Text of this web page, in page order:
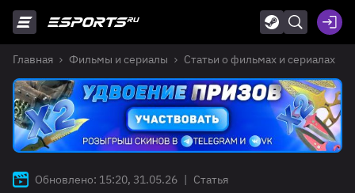
Главная Фильмы и сериалы Статьи о фильмах и сериалах
Обновлено: 15:20, 31.05.26 | Статья